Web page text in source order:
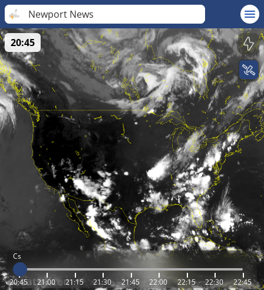
Newport News
Cs
20:45 21:00 21:15 21:30 21:45 22:00 22:15 22:30 22:45
20:45